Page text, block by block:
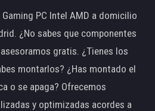
PC Intel AMD a domicilio
¿No sabes que componentes
gratis. ¿Tienes los
montarlos? ¿Has montado el
o se apaga? Ofrecemos
y optimizadas acordes a